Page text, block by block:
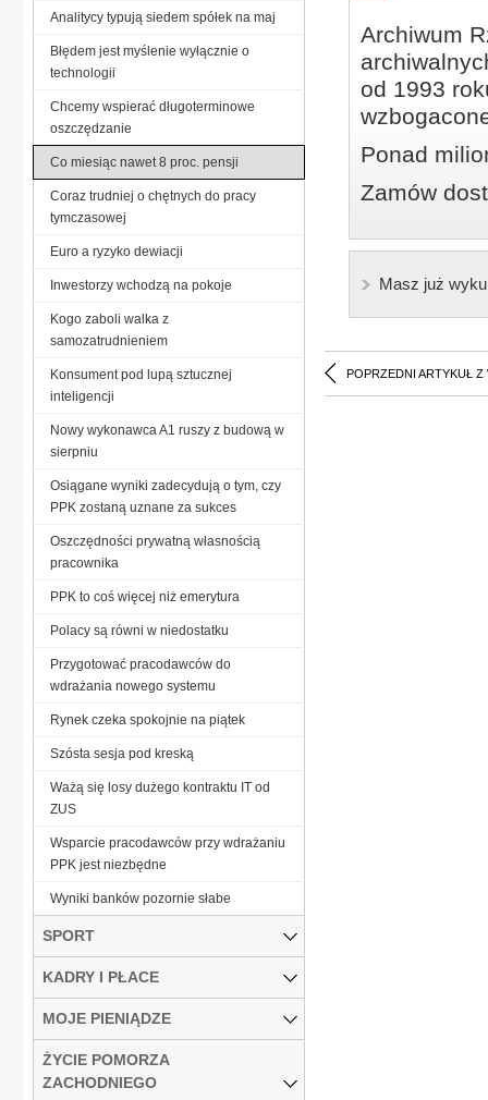
Archiwum
od 1993
Ponad
Zamów
Masz już
POPRZEDNI ARTYKUŁ Z
Analitycy typują siedem spółek na maj
Błędem jest myślenie wyłącznie o
technologii
Chcemy wspierać długoterminowe
oszczędzanie
Co miesiąc nawet 8 proc. pensji
Coraz trudniej o chętnych do pracy
tymczasowej
Euro a ryzyko dewiacji
Inwestorzy wchodzą na pokoje
Kogo zaboli walka z
samozatrudnieniem
Konsument pod lupą sztucznej
inteligencji
Nowy wykonawca A1 ruszy z budową w
sierpniu
Osiągane wyniki zadecydują o tym, czy
PPK zostaną uznane za sukces
Oszczędności prywatną własnością
pracownika
PPK to coś więcej niż emerytura
Polacy są równi w niedostatku
Przygotować pracodawców do
wdrażania nowego systemu
Rynek czeka spokojnie na piątek
Szósta sesja pod kreską
Ważą się losy dużego kontraktu IT od
ZUS
Wsparcie pracodawców przy wdrażaniu
PPK jest niezbędne
Wyniki banków pozornie słabe
SPORT
KADRY I PŁACE
MOJE PIENIĄDZE
ŻYCIE POMORZA
ZACHODNIEGO